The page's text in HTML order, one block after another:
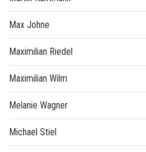
Max Johne
Maximilian Riedel
Maximilian Wilm
Melanie Wagner
Michael Stiel